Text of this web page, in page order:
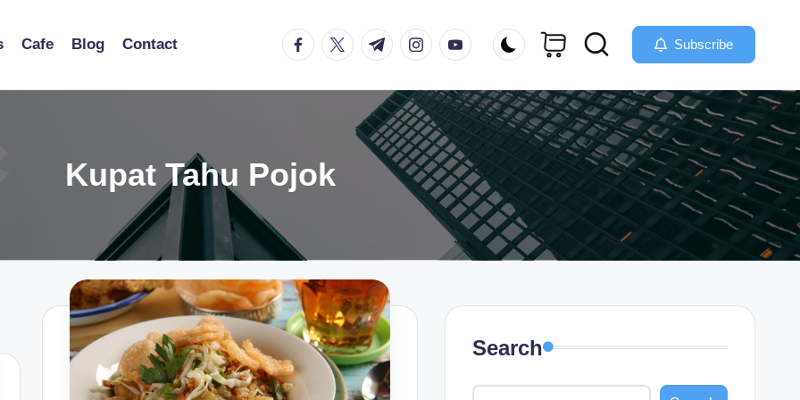
Cafe Blog Contact facebook.com
twitter.com
t.me instagram.com
youtube.com Subscribe
Kupat Tahu Pojok
Search